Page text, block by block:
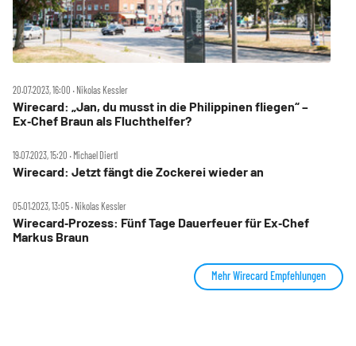
20.07.2023, 16:00 ‧ Nikolas Kessler
Wirecard: „Jan, du musst in die Philippinen fliegen“ –
Ex‑Chef Braun als Fluchthelfer?
19.07.2023, 15:20 ‧ Michael Diertl
Wirecard: Jetzt fängt die Zockerei wieder an
05.01.2023, 13:05 ‧ Nikolas Kessler
Wirecard‑Prozess: Fünf Tage Dauerfeuer für Ex‑Chef
Markus Braun
Mehr Wirecard Empfehlungen